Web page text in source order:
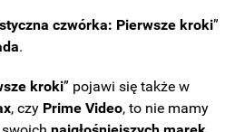
czwórka: Pierwsze kroki”
.
kroki” pojawi się także w
, czy Prime Video, to nie mamy